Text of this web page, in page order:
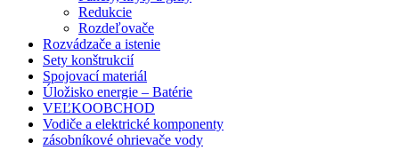
Redukcie
Rozdeľovače
Rozvádzače a istenie
Sety konštrukcií
Spojovací materiál
Úložisko energie – Batérie
VEĽKOOBCHOD
Vodiče a elektrické komponenty
zásobníkové ohrievače vody